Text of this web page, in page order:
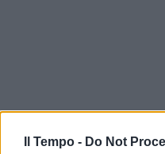
Il Tempo - Do Not